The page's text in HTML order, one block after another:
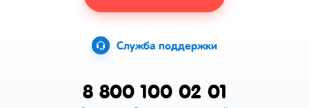
Служба поддержки
8 800 100 02 01